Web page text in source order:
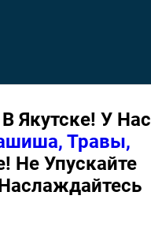
Якутске! У Нас
Травы,
Не Упускайте